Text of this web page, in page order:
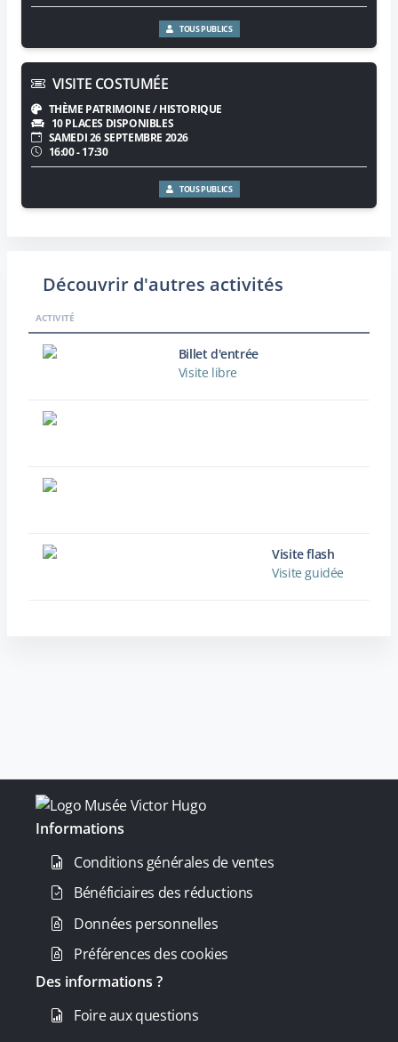
TOUS PUBLICS
VISITE COSTUMÉE
THÈME PATRIMOINE / HISTORIQUE
10 PLACES DISPONIBLES
SAMEDI 26 SEPTEMBRE 2026
16:00 - 17:30
TOUS PUBLICS
Découvrir d'autres activités
ACTIVITÉ
Billet d'entrée
Visite libre
Visite flash
Visite guidée
Informations
Conditions générales de ventes
Bénéficiaires des réductions
Données personnelles
Préférences des cookies
Des informations ?
Foire aux questions